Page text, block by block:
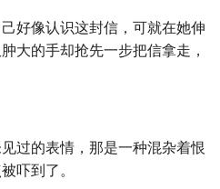
好像认识这封信，可就在她伸
大的手却抢先一步把信拿走，
过的表情，那是一种混杂着恨
吓到了。